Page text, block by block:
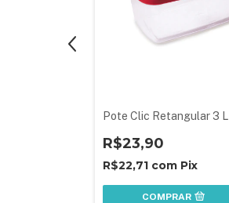
Pote Clic Retangular 3 L
R$23,90
R$22,71 com Pix
COMPRAR